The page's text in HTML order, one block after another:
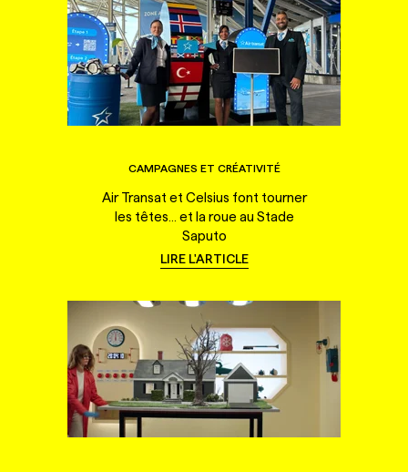
CAMPAGNES ET CRÉATIVITÉ
Air Transat et Celsius font tourner
les têtes... et la roue au Stade
Saputo
LIRE L'ARTICLE